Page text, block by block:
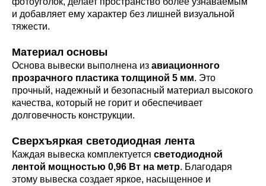
и добавляет ему характер без лишней визуальной
тяжести.
Материал основы
Основа вывески выполнена из авиационного
прозрачного пластика толщиной 5 мм. Это
прочный, надежный и безопасный материал высокого
качества, который не горит и обеспечивает
долговечность конструкции.
Сверхъяркая светодиодная лента
Каждая вывеска комплектуется светодиодной
лентой мощностью 0,96 Вт на метр. Благодаря
этому вывеска создает яркое, насыщенное и